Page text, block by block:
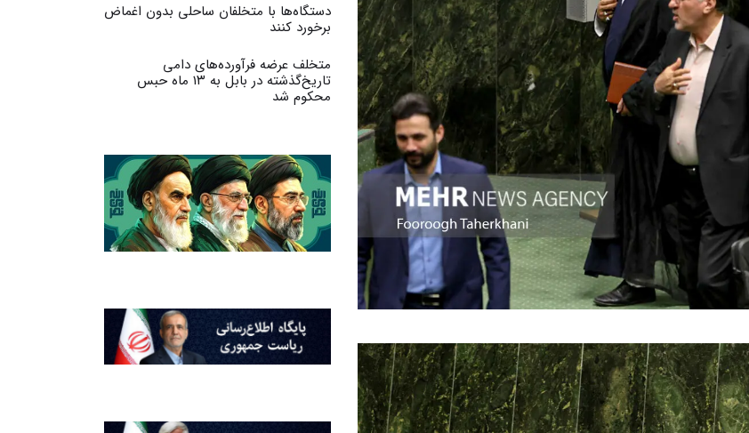
دستگاه‌ها با متخلفان ساحلی بدون اغماض
برخورد کنند
متخلف عرضه فرآورده‌های دامی
تاریخ‌گذشته در بابل به ۱۳ ماه حبس
محکوم شد